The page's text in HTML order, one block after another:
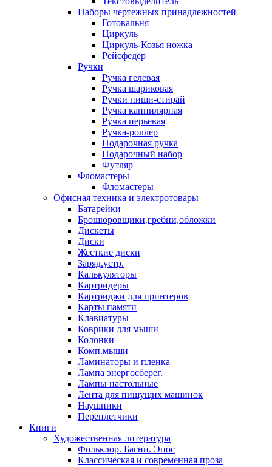
Наборы чертежных принадлежностей
Готовальня
Циркуль
Циркуль-Козья ножка
Рейсфедер
Ручки
Ручка гелевая
Ручка шариковая
Ручки пиши-стирай
Ручка каппилярная
Ручка перьевая
Ручка-роллер
Подарочная ручка
Подарочный набор
Футляр
Фломастеры
Фломастеры
Офисная техника и электротовары
Батарейки
Брошюровщики,гребни,обложки
Дискеты
Диски
Жесткие диски
Заряд.устр.
Калькуляторы
Картридеры
Картриджи для принтеров
Карты памяти
Клавиатуры
Коврики для мыши
Колонки
Комп.мыши
Ламинаторы и пленка
Лампа энергосберег.
Лампы настольные
Лента для пишущих машинок
Наушники
Переплетчики
Книги
Художественная литература
Фольклор. Басни. Эпос
Классическая и современная проза